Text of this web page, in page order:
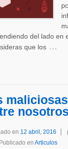
del lado en
que los …
nosotros
en 12 abril, 2016
Publicado en Articulos